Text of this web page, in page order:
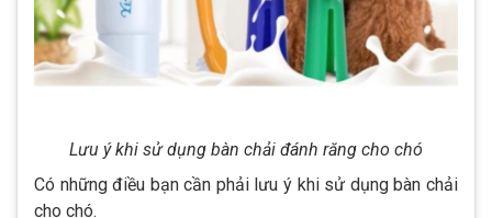
Lưu ý khi sử dụng bàn chải đánh răng cho chó
Có những điều bạn cần phải lưu ý khi sử dụng bàn chải
cho chó.